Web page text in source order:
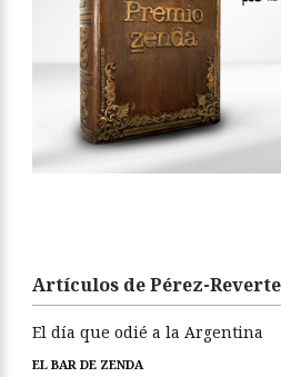
Artículos de Pérez-Reverte
El día que odié a la Argentina
EL BAR DE ZENDA